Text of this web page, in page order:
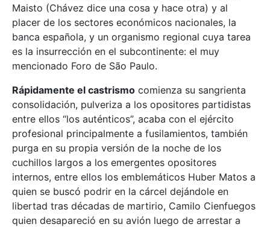
Maisto (Chávez dice una cosa y hace otra) y al
placer de los sectores económicos nacionales, la
banca española, y un organismo regional cuya tarea
es la insurrección en el subcontinente: el muy
mencionado Foro de São Paulo.
Rápidamente el castrismo comienza su sangrienta
consolidación, pulveriza a los opositores partidistas
entre ellos “los auténticos”, acaba con el ejército
profesional principalmente a fusilamientos, también
purga en su propia versión de la noche de los
cuchillos largos a los emergentes opositores
internos, entre ellos los emblemáticos Huber Matos a
quien se buscó podrir en la cárcel dejándole en
libertad tras décadas de martirio, Camilo Cienfuegos
quien desapareció en su avión luego de arrestar a